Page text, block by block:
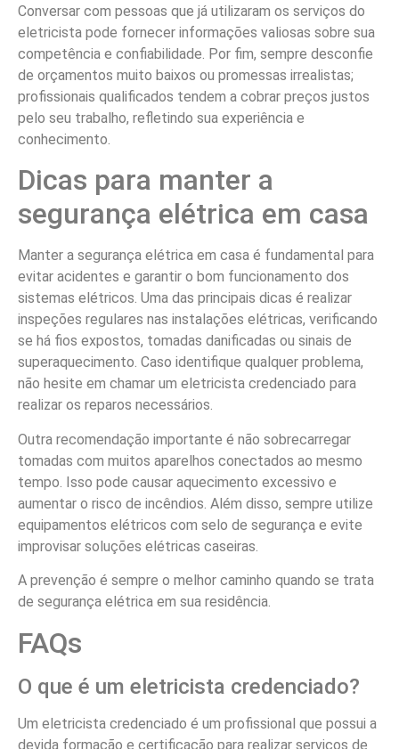
Conversar com pessoas que já utilizaram os serviços do
eletricista pode fornecer informações valiosas sobre sua
competência e confiabilidade. Por fim, sempre desconfie
de orçamentos muito baixos ou promessas irrealistas;
profissionais qualificados tendem a cobrar preços justos
pelo seu trabalho, refletindo sua experiência e
conhecimento.
Dicas para manter a
segurança elétrica em casa
Manter a segurança elétrica em casa é fundamental para
evitar acidentes e garantir o bom funcionamento dos
sistemas elétricos. Uma das principais dicas é realizar
inspeções regulares nas instalações elétricas, verificando
se há fios expostos, tomadas danificadas ou sinais de
superaquecimento. Caso identifique qualquer problema,
não hesite em chamar um eletricista credenciado para
realizar os reparos necessários.
Outra recomendação importante é não sobrecarregar
tomadas com muitos aparelhos conectados ao mesmo
tempo. Isso pode causar aquecimento excessivo e
aumentar o risco de incêndios. Além disso, sempre utilize
equipamentos elétricos com selo de segurança e evite
improvisar soluções elétricas caseiras.
A prevenção é sempre o melhor caminho quando se trata
de segurança elétrica em sua residência.
FAQs
O que é um eletricista credenciado?
Um eletricista credenciado é um profissional que possui a
devida formação e certificação para realizar serviços de